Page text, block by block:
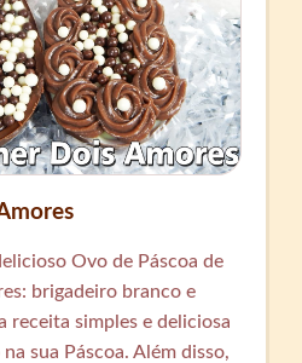
Ovo de Páscoa de
brigadeiro branco e
receita simples e deliciosa
sua Páscoa. Além disso,